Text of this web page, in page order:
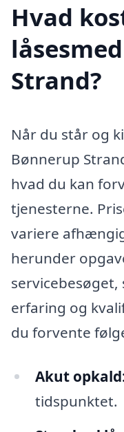
Hvad
Strand?
Når du står og
Bønnerup
hvad du kan
tjenesterne.
variere
herunder
servicebesøget,
erfaring og
du forvente
Akut
tidspunktet.